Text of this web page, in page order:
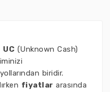
UC (Unknown Cash)
biridir.
fiyatlar arasında